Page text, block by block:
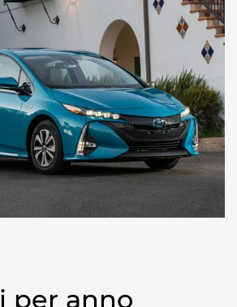
per anno